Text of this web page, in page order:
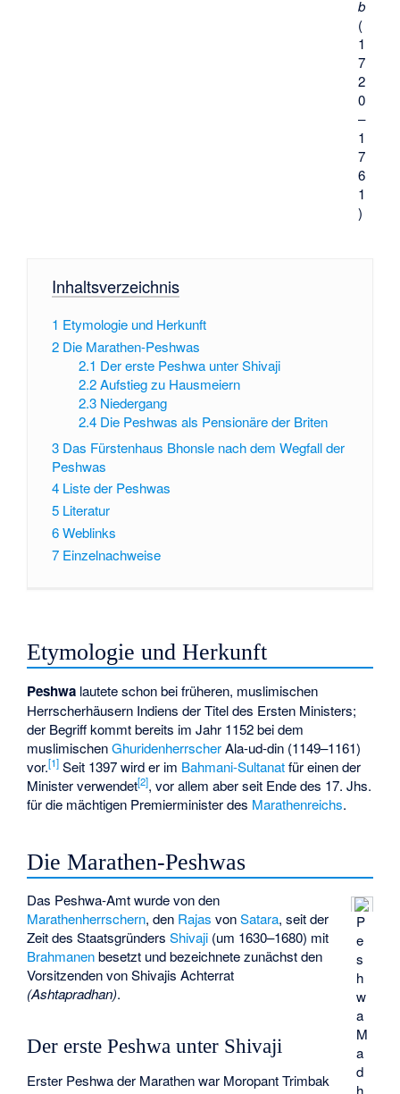
b
(
1
7
2
0
–
1
7
6
1
)
Inhaltsverzeichnis
1 Etymologie und Herkunft
2 Die Marathen-Peshwas
2.1 Der erste Peshwa unter Shivaji
2.2 Aufstieg zu Hausmeiern
2.3 Niedergang
2.4 Die Peshwas als Pensionäre der Briten
3 Das Fürstenhaus Bhonsle nach dem Wegfall der
Peshwas
4 Liste der Peshwas
5 Literatur
6Weblinks
7 Einzelnachweise
Etymologie und Herkunft
Peshwa lautete schon bei früheren, muslimischen
Herrscherhäusern Indiens der Titel des Ersten Ministers;
der Begriff kommt bereits im Jahr 1152 bei dem
muslimischenGhuridenherrscher Ala-ud-din (1149–1161)
vor.[1] Seit 1397 wird er im Bahmani-Sultanatfür einen der
Minister verwendet[2], vor allem aber seit Ende des 17. Jhs.
für die mächtigen Premierminister des Marathenreichs.
Die Marathen-Peshwas
P
e
s
h
w
a
M
a
d
h
Das Peshwa-Amt wurde von den
Marathenherrschern, den Rajas vonSatara, seit der
Zeit des StaatsgründersShivaji (um 1630–1680) mit
Brahmanenbesetzt und bezeichnete zunächst den
Vorsitzenden von Shivajis Achterrat
(Ashtapradhan).
Der erste Peshwa unter Shivaji
Erster Peshwa der Marathen war Moropant Trimbak